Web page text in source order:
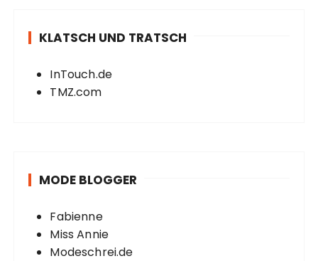
KLATSCH UND TRATSCH
InTouch.de
TMZ.com
MODE BLOGGER
Fabienne
Miss Annie
Modeschrei.de